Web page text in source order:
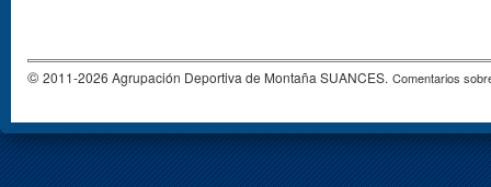
© 2011-2026 Agrupación Deportiva de Montaña SUANCES. Comentarios